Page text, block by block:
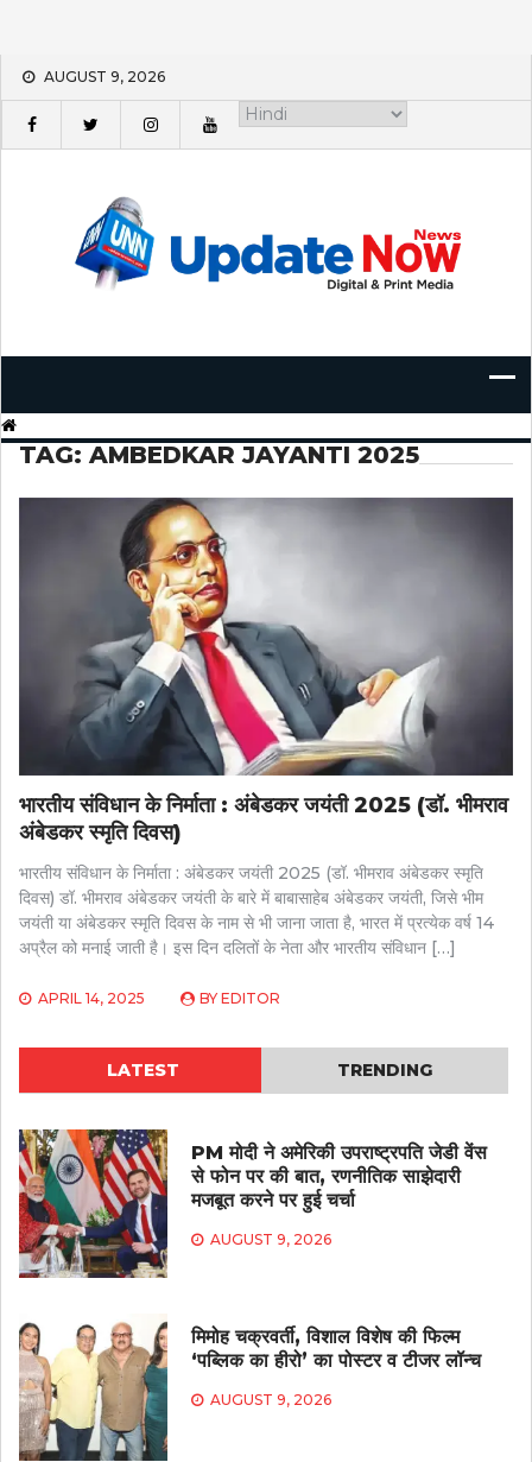
Skip
content
AUGUST 9, 2026
TAG: AMBEDKAR JAYANTI 2025
भारतीय संविधान के निर्माता : अंबेडकर जयंती 2025 (डॉ. भीमराव
अंबेडकर स्मृति दिवस)
भारतीय संविधान के निर्माता : अंबेडकर जयंती 2025 (डॉ. भीमराव अंबेडकर स्मृति
दिवस) डॉ. भीमराव अंबेडकर जयंती के बारे में बाबासाहेब अंबेडकर जयंती, जिसे भीम
जयंती या अंबेडकर स्मृति दिवस के नाम से भी जाना जाता है, भारत में प्रत्येक वर्ष 14
अप्रैल को मनाई जाती है। इस दिन दलितों के नेता और भारतीय संविधान […]
APRIL 14, 2025 BY EDITOR
LATEST TRENDING
PM मोदी ने अमेरिकी उपराष्ट्रपति जेडी वेंस
से फोन पर की बात, रणनीतिक साझेदारी
मजबूत करने पर हुई चर्चा
AUGUST 9, 2026
मिमोह चक्रवर्ती, विशाल विशेष की फिल्म
‘पब्लिक का हीरो’ का पोस्टर व टीजर लॉन्च
AUGUST 9, 2026